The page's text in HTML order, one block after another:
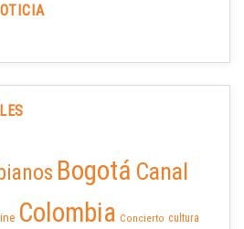
Bogotá Canal
Colombia Concierto cultura